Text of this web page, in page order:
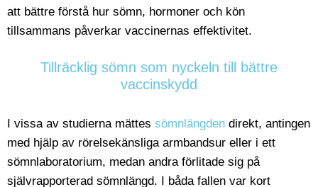
att bättre förstå hur sömn, hormoner och kön
tillsammans påverkar vaccinernas effektivitet.
Tillräcklig sömn som nyckeln till bättre
vaccinskydd
I vissa av studierna mättes sömnlängden direkt, antingen
med hjälp av rörelsekänsliga armbandsur eller i ett
sömnlaboratorium, medan andra förlitade sig på
självrapporterad sömnlängd. I båda fallen var kort